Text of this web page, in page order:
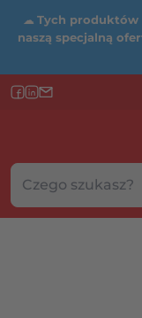
☁ Tych produktów
naszą specjalną
Szukaj w sklepie...
Wybierz kategorię